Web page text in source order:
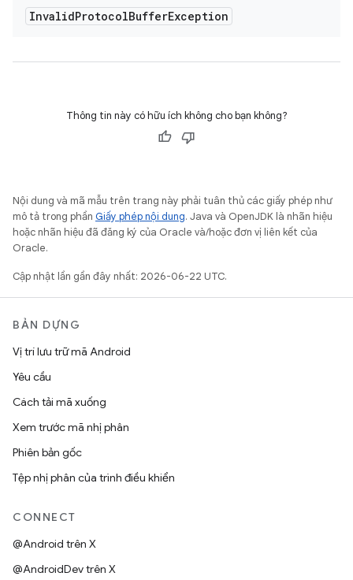
InvalidProtocolBufferException
Thông tin này có hữu ích không cho bạn không?
Nội dung và mã mẫu trên trang này phải tuân thủ các giấy phép như
mô tả trong phần Giấy phép nội dung. Java và OpenJDK là nhãn hiệu
hoặc nhãn hiệu đã đăng ký của Oracle và/hoặc đơn vị liên kết của
Oracle.
Cập nhật lần gần đây nhất: 2026-06-22 UTC.
BẢN DỰNG
Vị trí lưu trữ mã Android
Yêu cầu
Cách tải mã xuống
Xem trước mã nhị phân
Phiên bản gốc
Tệp nhị phân của trình điều khiển
CONNECT
@Android trên X
@AndroidDev trên X